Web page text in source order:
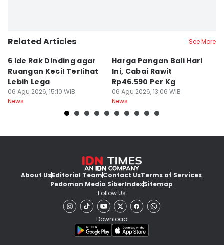
Related Articles See More
6 Ide Rak Dinding agar
Ruangan Kecil Terlihat
Lebih Lega
06 Agu 2026, 15:10 WIB
News
Harga Pangan Bali Hari
Ini, Cabai Rawit
Rp46.590 Per Kg
06 Agu 2026, 13:06 WIB
News
About UsEditorial TeamContact UsTerms of Services
Pedoman Media SiberIndexSitemap
Follow Us
Download